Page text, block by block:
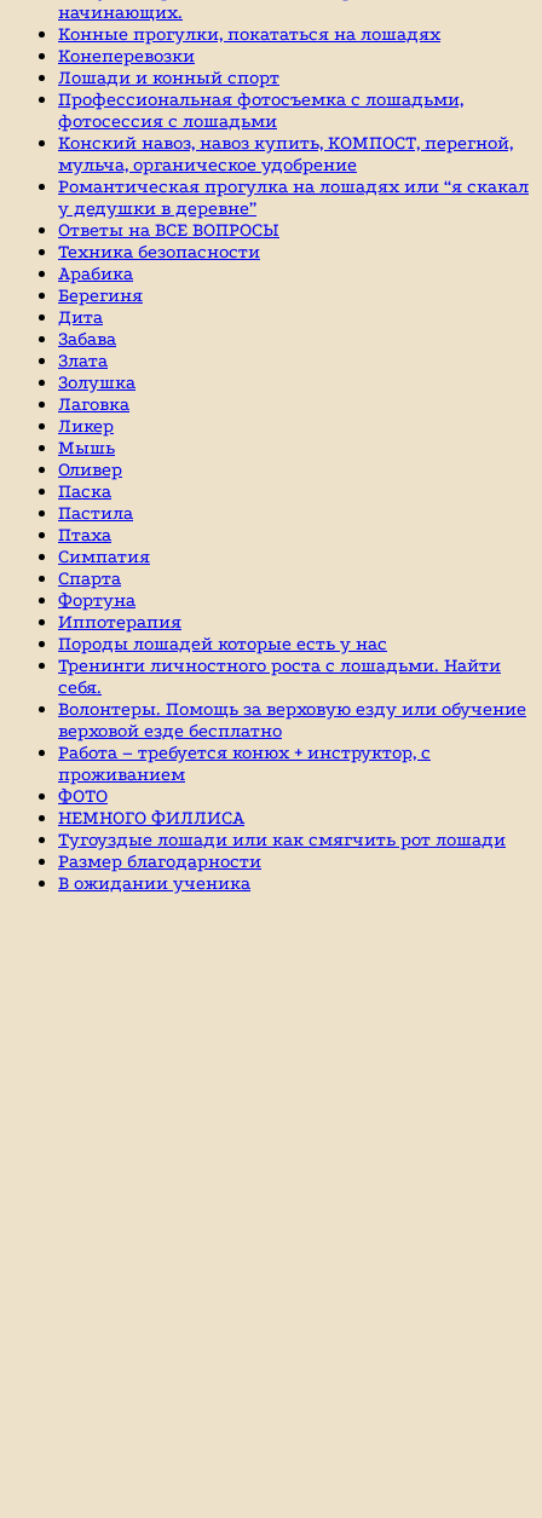
начинающих.
Конные прогулки, покататься на лошадях
Конеперевозки
Лошади и конный спорт
Профессиональная фотосъемка с лошадьми,
фотосессия с лошадьми
Конский навоз, навоз купить, КОМПОСТ, перегной,
мульча, органическое удобрение
Романтическая прогулка на лошадях или “я скакал
у дедушки в деревне”
Ответы на ВСЕ ВОПРОСЫ
Техника безопасности
Арабика
Берегиня
Дита
Забава
Злата
Золушка
Лаговка
Ликер
Мышь
Оливер
Паска
Пастила
Птаха
Симпатия
Спарта
Фортуна
Иппотерапия
Породы лошадей которые есть у нас
Тренинги личностного роста с лошадьми. Найти
себя.
Волонтеры. Помощь за верховую езду или обучение
верховой езде бесплатно
Работа – требуется конюх + инструктор, с
проживанием
ФОТО
НЕМНОГО ФИЛЛИСА
Тугоуздые лошади или как смягчить рот лошади
Размер благодарности
В ожидании ученика